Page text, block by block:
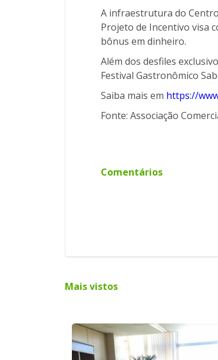
A infraestrutura do
Projeto de Incentivo visa
bônus em dinheiro.
Além dos desfiles
Festival Gastronômico
Saiba mais em https://
Fonte: Associação
Comentários
Mais vistos